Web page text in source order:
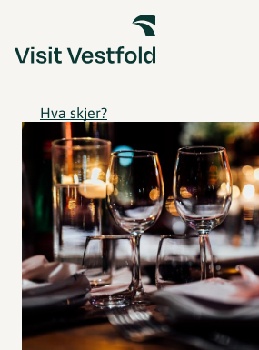
Hva skjer?